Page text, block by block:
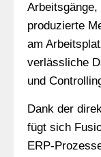
produzierte
am
verlässliche
und
Dank der
fügt sich
ERP-